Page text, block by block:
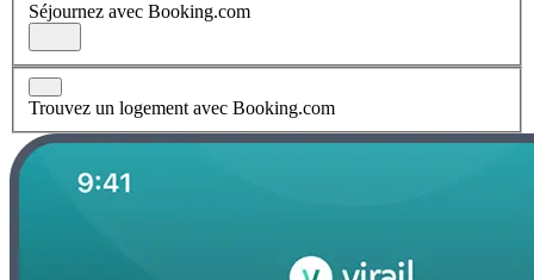
Séjournez avec Booking.com
Trouvez un logement avec Booking.com